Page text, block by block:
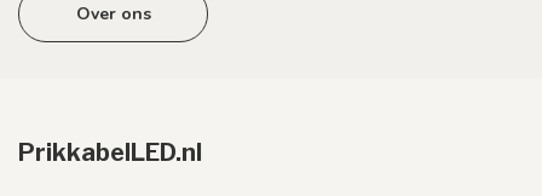
Over ons
PrikkabelLED.nl